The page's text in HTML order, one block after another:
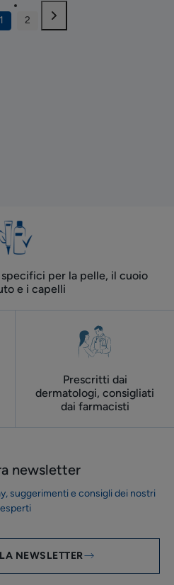
1 2
per la pelle, il cuoio
e i capelli
Prescritti dai
dermatologi, consigliati
dai farmacisti
newsletter
suggerimenti e consigli dei nostri
esperti
NEWSLETTER